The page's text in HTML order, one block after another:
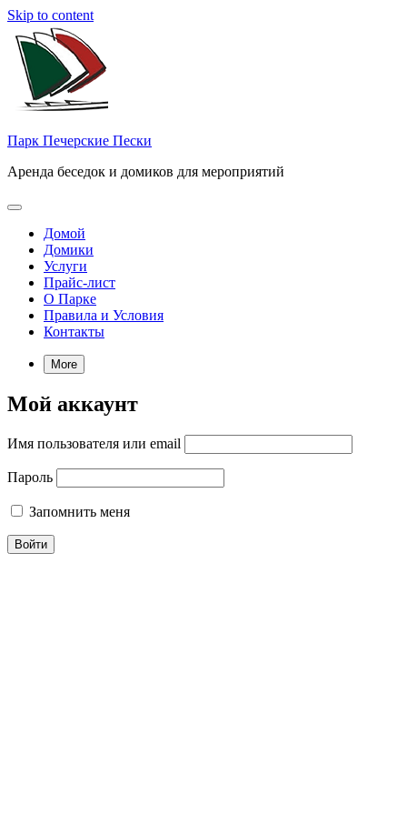
Skip to content
Парк Печерские Пески
Аренда беседок и домиков для мероприятий
Домой
Домики
Услуги
Прайс-лист
О Парке
Правила и Условия
Контакты
More
Мой аккаунт
Имя пользователя или email
Пароль
Запомнить меня